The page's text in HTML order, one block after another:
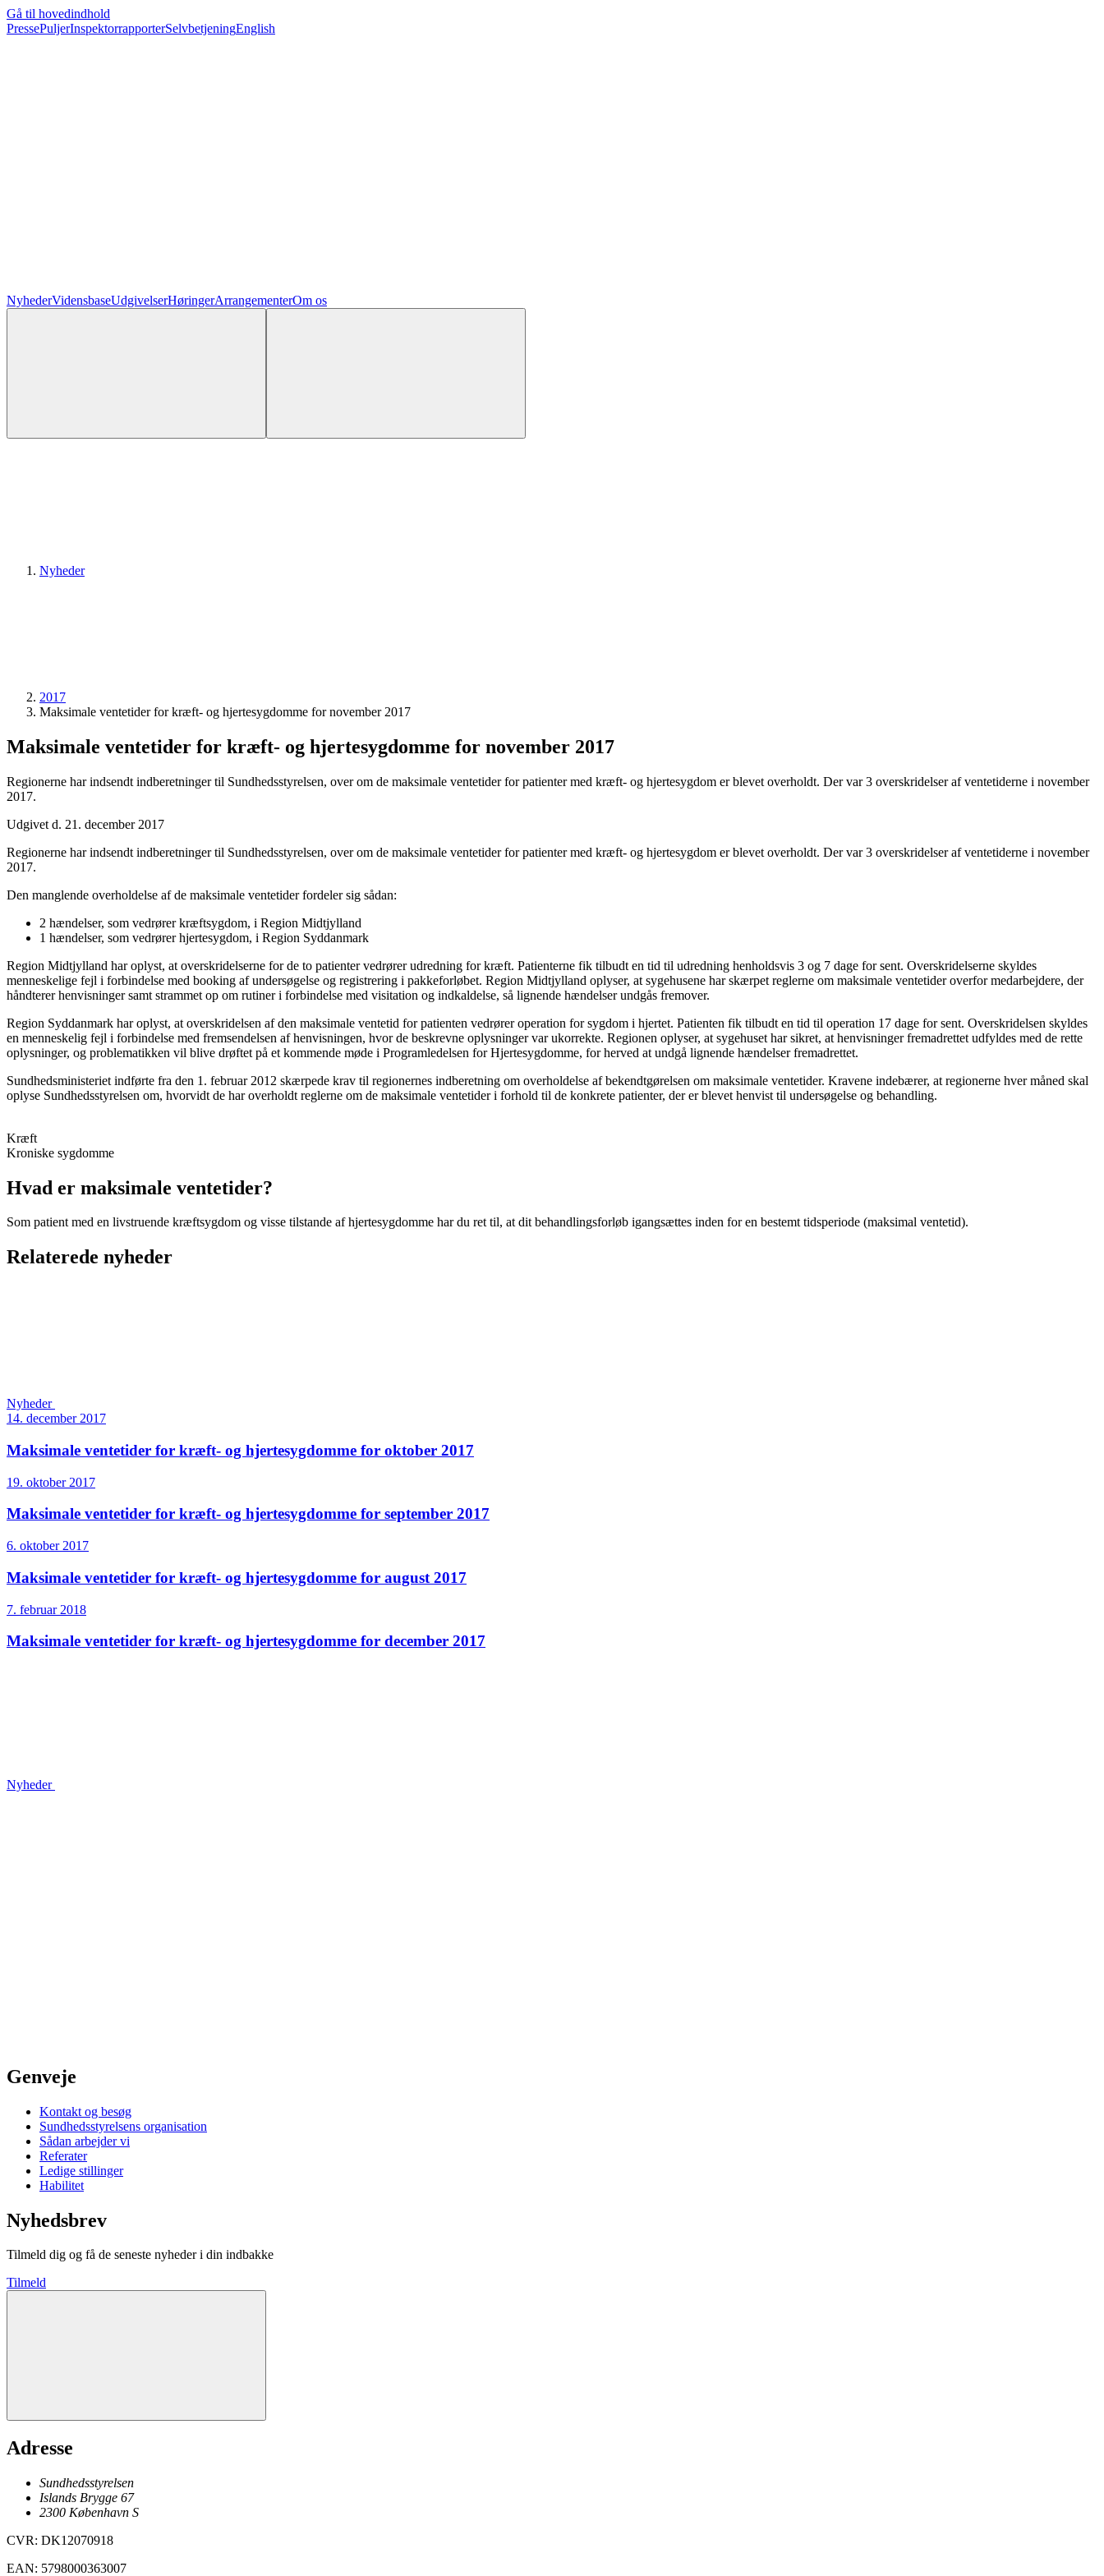
Gå til hovedindhold
PressePuljerInspektorrapporterSelvbetjeningEnglish
NyhederVidensbaseUdgivelserHøringerArrangementerOm os
Nyheder
2017
Maksimale ventetider for kræft- og hjertesygdomme for november 2017
Maksimale ventetider for kræft- og hjertesygdomme for november 2017
Regionerne har indsendt indberetninger til Sundhedsstyrelsen, over om de maksimale ventetider for patienter med kræft- og hjertesygdom er blevet overholdt. Der var 3 overskridelser af ventetiderne i november
2017.
Udgivet d. 21. december 2017
Regionerne har indsendt indberetninger til Sundhedsstyrelsen, over om de maksimale ventetider for patienter med kræft- og hjertesygdom er blevet overholdt. Der var 3 overskridelser af ventetiderne i november
2017.
Den manglende overholdelse af de maksimale ventetider fordeler sig sådan:
2 hændelser, som vedrører kræftsygdom, i Region Midtjylland
1 hændelser, som vedrører hjertesygdom, i Region Syddanmark
Region Midtjylland har oplyst, at overskridelserne for de to patienter vedrører udredning for kræft. Patienterne fik tilbudt en tid til udredning henholdsvis 3 og 7 dage for sent. Overskridelserne skyldes
menneskelige fejl i forbindelse med booking af undersøgelse og registrering i pakkeforløbet. Region Midtjylland oplyser, at sygehusene har skærpet reglerne om maksimale ventetider overfor medarbejdere, der
håndterer henvisninger samt strammet op om rutiner i forbindelse med visitation og indkaldelse, så lignende hændelser undgås fremover.
Region Syddanmark har oplyst, at overskridelsen af den maksimale ventetid for patienten vedrører operation for sygdom i hjertet. Patienten fik tilbudt en tid til operation 17 dage for sent. Overskridelsen skyldes
en menneskelig fejl i forbindelse med fremsendelsen af henvisningen, hvor de beskrevne oplysninger var ukorrekte. Regionen oplyser, at sygehuset har sikret, at henvisninger fremadrettet udfyldes med de rette
oplysninger, og problematikken vil blive drøftet på et kommende møde i Programledelsen for Hjertesygdomme, for herved at undgå lignende hændelser fremadrettet.
Sundhedsministeriet indførte fra den 1. februar 2012 skærpede krav til regionernes indberetning om overholdelse af bekendtgørelsen om maksimale ventetider. Kravene indebærer, at regionerne hver måned skal
oplyse Sundhedsstyrelsen om, hvorvidt de har overholdt reglerne om de maksimale ventetider i forhold til de konkrete patienter, der er blevet henvist til undersøgelse og behandling.
Kræft
Kroniske sygdomme
Hvad er maksimale ventetider?
Som patient med en livstruende kræftsygdom og visse tilstande af hjertesygdomme har du ret til, at dit behandlingsforløb igangsættes inden for en bestemt tidsperiode (maksimal ventetid).
Relaterede nyheder
Nyheder
14. december 2017
Maksimale ventetider for kræft- og hjertesygdomme for oktober 2017
19. oktober 2017
Maksimale ventetider for kræft- og hjertesygdomme for september 2017
6. oktober 2017
Maksimale ventetider for kræft- og hjertesygdomme for august 2017
7. februar 2018
Maksimale ventetider for kræft- og hjertesygdomme for december 2017
Nyheder
Genveje
Kontakt og besøg
Sundhedsstyrelsens organisation
Sådan arbejder vi
Referater
Ledige stillinger
Habilitet
Nyhedsbrev
Tilmeld dig og få de seneste nyheder i din indbakke
Tilmeld
Adresse
Sundhedsstyrelsen
Islands Brygge 67
2300 København S
CVR: DK12070918
EAN: 5798000363007